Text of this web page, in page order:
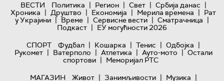
ВЕСТИ Политика | Регион | Свет | Србија данас |
Хроника | Друштво | Економија | Мерила времена | Рат
у Украјини | Време | Сервисне вести | Сматрачница |
Подкаст | ЕУ могућности 2026
СПОРТ
Фудбал | Кошарка | Тенис | Одбојка |
Рукомет | Ватерполо | Атлетика | Ауто-мото | Остали
спортови | Меморијал РТС
МАГАЗИН
Живот | Занимљивости | Музика |